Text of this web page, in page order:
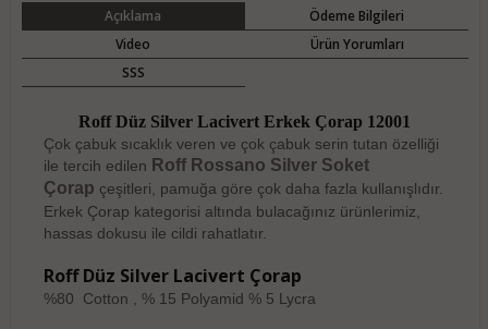
Açıklama
Ödeme Bilgileri
Video
Ürün Yorumları
SSS
Roff Düz Silver Lacivert Erkek Çorap 12001
Çok çabuk sıcaklık veren ve çok çabuk serin tutan özelliği
ile tercih edilen Roff Rossano Silver Soket
Çorap çeşitleri, pamuğa göre çok daha fazla kullanışlıdır.
Erkek Çorap kategorisi altında bulacağınız ürünlerimiz,
hassas dokusu ile cildi rahatlatır.
Roff Düz Silver Lacivert Çorap
%80 Cotton , % 15 Polyamid % 5 Lycra